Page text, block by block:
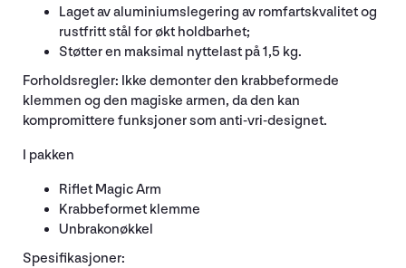
Laget av aluminiumslegering av romfartskvalitet og
rustfritt stål for økt holdbarhet;
Støtter en maksimal nyttelast på 1,5 kg.
Forholdsregler: Ikke demonter den krabbeformede
klemmen og den magiske armen, da den kan
kompromittere funksjoner som anti-vri-designet.
I pakken
Riflet Magic Arm
Krabbeformet klemme
Unbrakonøkkel
Spesifikasjoner: